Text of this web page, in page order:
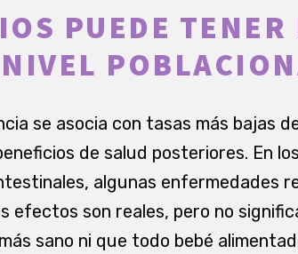
PUEDE TENER
se asocia con tasas más bajas
de salud posteriores. En
algunas enfermedades
efectos son reales, pero no
sano ni que todo bebé